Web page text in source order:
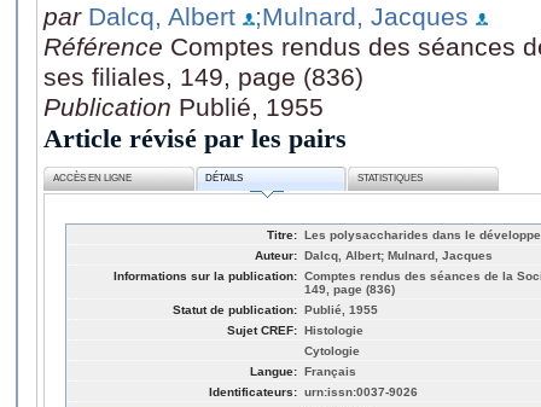
par Dalcq, Albert
;Mulnard, Jacques
Référence Comptes rendus des séances
ses filiales, 149, page (836)
Publication Publié, 1955
Article révisé par les pairs
ACCÈS EN LIGNE DÉTAILS STATISTIQUES
Titre: Les polysaccharides dans le
Auteur: Dalcq, Albert; Mulnard, Jacques
Informations sur la publication: Comptes rendus des séances de la
149, page (836)
Statut de publication: Publié, 1955
Sujet CREF: Histologie
Cytologie
Langue: Français
Identificateurs: urn:issn:0037-9026